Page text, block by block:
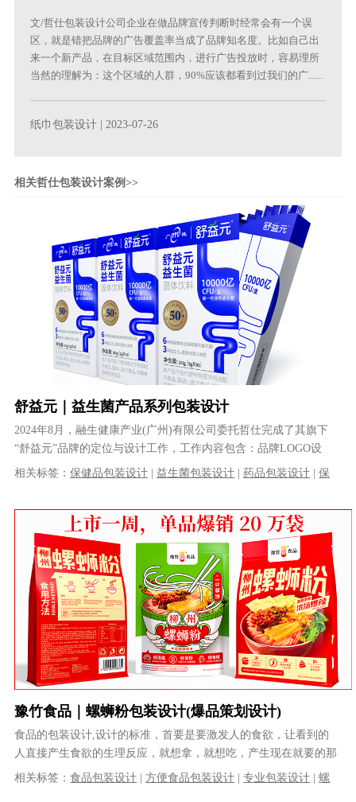
文/哲仕包装设计公司企业在做品牌宣传判断时经常会有一个误
区，就是错把品牌的广告覆盖率当成了品牌知名度。比如自己出
来一个新产品，在目标区域范围内，进行广告投放时，容易理所
当然的理解为：这个区域的人群，90%应该都看到过我们的广......
纸巾包装设计 | 2023-07-26
相关哲仕包装设计案例>>
舒益元｜益生菌产品系列包装设计
2024年8月，融生健康产业(广州)有限公司委托哲仕完成了其旗下
“舒益元”品牌的定位与设计工作，工作内容包含：品牌LOGO设
计、产品定位、产品系列包装......
相关标签：保健品包装设计 |益生菌包装设计 |药品包装设计 |保
豫竹食品｜螺蛳粉包装设计(爆品策划设计)
食品的包装设计,设计的标准，首要是要激发人的食欲，让看到的
人直接产生食欲的生理反应，就想拿，就想吃，产生现在就要的那
种生理冲动。绝对不能像某些设计师追......
相关标签：食品包装设计 |方便食品包装设计 |专业包装设计 |螺